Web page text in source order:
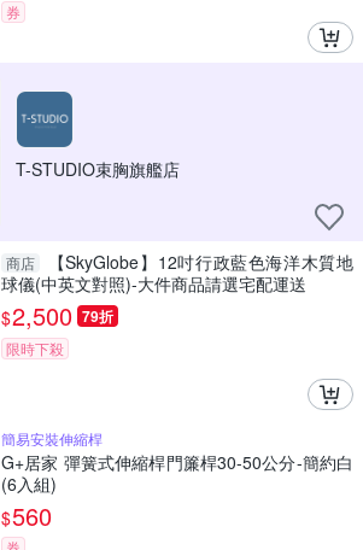
券
T-STUDIO束胸旗艦店
商店
【SkyGlobe】12吋行政藍色海洋木質地
球儀(中英文對照)-大件商品請選宅配運送
$2,500 79折
限時下殺
簡易安裝伸縮桿
G+居家 彈簧式伸縮桿門簾桿30-50公分-簡約白
(6入組)
$560